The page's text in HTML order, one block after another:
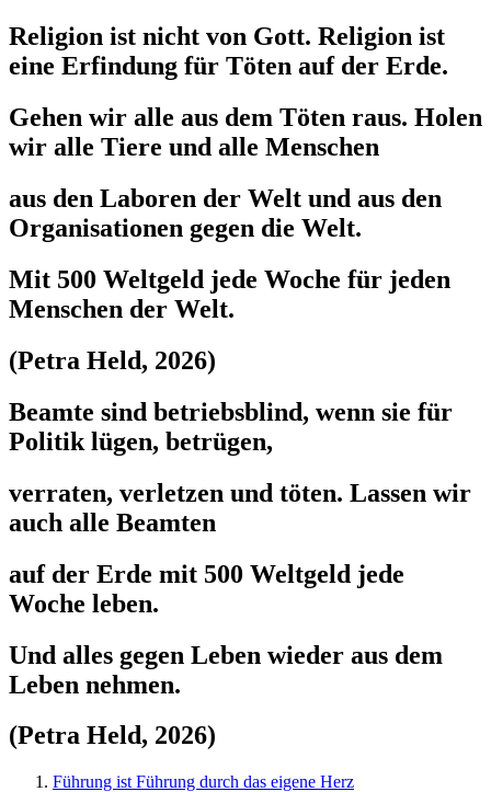
Religion ist nicht von Gott. Religion ist
eine Erfindung für Töten auf der Erde.
Gehen wir alle aus dem Töten raus. Holen
wir alle Tiere und alle Menschen
aus den Laboren der Welt und aus den
Organisationen gegen die Welt.
Mit 500 Weltgeld jede Woche für jeden
Menschen der Welt.
(Petra Held, 2026)
Beamte sind betriebsblind, wenn sie für
Politik lügen, betrügen,
verraten, verletzen und töten. Lassen wir
auch alle Beamten
auf der Erde mit 500 Weltgeld jede
Woche leben.
Und alles gegen Leben wieder aus dem
Leben nehmen.
(Petra Held, 2026)
Führung ist Führung durch das eigene Herz